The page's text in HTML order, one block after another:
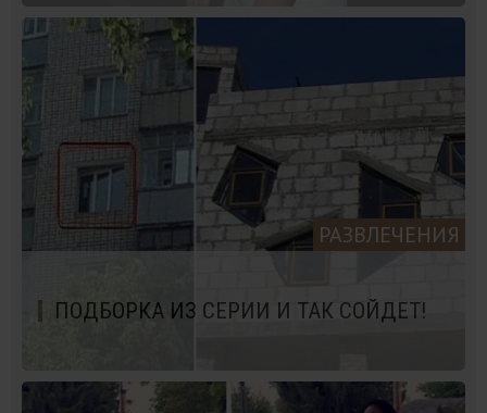
РАЗВЛЕЧЕНИЯ
ПОДБОРКА ИЗ СЕРИИ И ТАК СОЙДЕТ!